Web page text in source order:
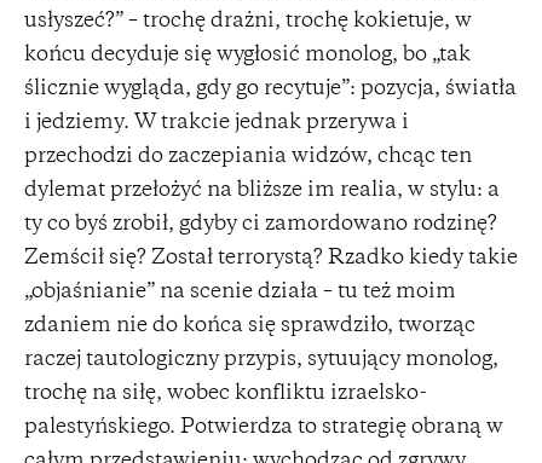
usłyszeć?” – trochę drażni, trochę kokietuje, w
końcu decyduje się wygłosić monolog, bo „tak
ślicznie wygląda, gdy go recytuje”: pozycja, światła
i jedziemy. W trakcie jednak przerywa i
przechodzi do zaczepiania widzów, chcąc ten
dylemat przełożyć na bliższe im realia, w stylu: a
ty co byś zrobił, gdyby ci zamordowano rodzinę?
Zemścił się? Został terrorystą? Rzadko kiedy takie
„objaśnianie” na scenie działa – tu też moim
zdaniem nie do końca się sprawdziło, tworząc
raczej tautologiczny przypis, sytuujący monolog,
trochę na siłę, wobec konfliktu izraelsko-
palestyńskiego. Potwierdza to strategię obraną w